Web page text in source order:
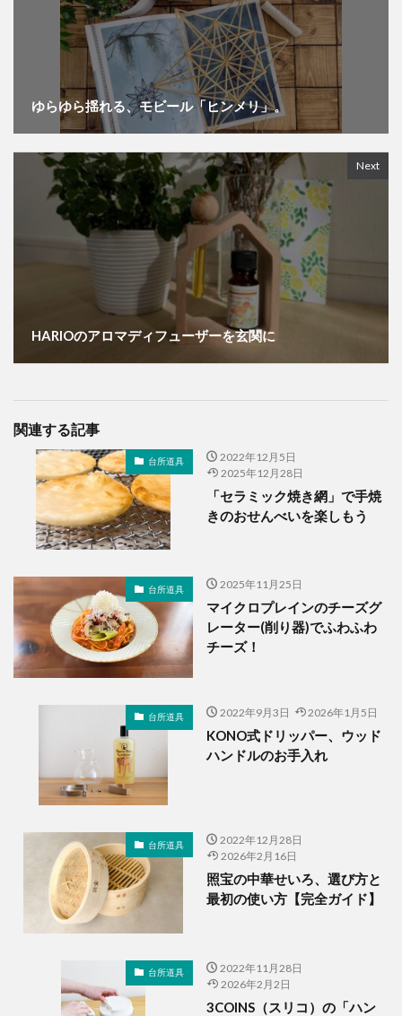
ゆらゆら揺れる、モビール「ヒンメリ」。
Next
HARIOのアロマディフューザーを玄関に
関連する記事
台所道具
2022年12月5日
2025年12月28日
「セラミック焼き網」で手焼
きのおせんべいを楽しもう
台所道具 2025年11月25日
マイクロプレインのチーズグ
レーター(削り器)でふわふわ
チーズ！
台所道具 2022年9月3日 2026年1月5日
KONO式ドリッパー、ウッド
ハンドルのお手入れ
台所道具
2022年12月28日
2026年2月16日
照宝の中華せいろ、選び方と
最初の使い方【完全ガイド】
台所道具
2022年11月28日
2026年2月2日
3COINS（スリコ）の「ハン